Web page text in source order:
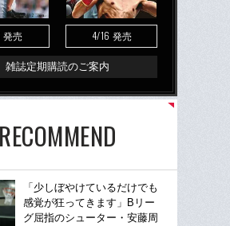
発売 4/16 発売
雑誌定期購読のご案内
RECOMMEND
「少しぼやけているだけでも
感覚が狂ってきます」Bリー
グ屈指のシューター・安藤周